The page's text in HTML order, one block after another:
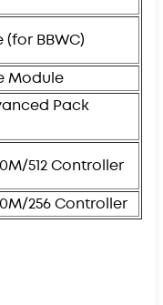
BBWC)
Module
Pack
512 Controller
256 Controller